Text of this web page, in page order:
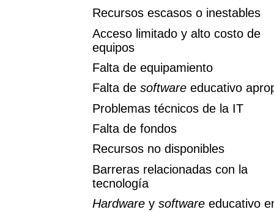
Recursos escasos o inestables
Acceso limitado y alto costo de
equipos
Falta de equipamiento
Falta de software educativo
Problemas técnicos de la IT
Falta de fondos
Recursos no disponibles
Barreras relacionadas con la
tecnología
Hardware y software educativo